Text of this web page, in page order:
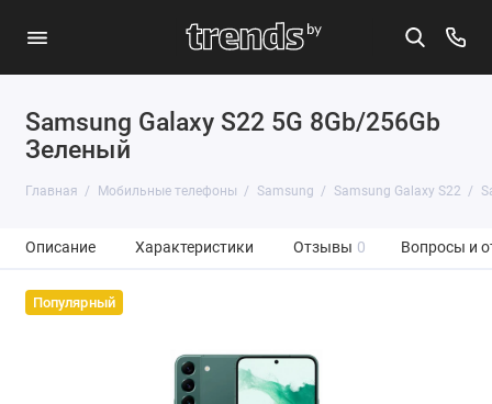
Samsung Galaxy S22 5G 8Gb/256Gb
Зеленый
Главная Мобильные телефоны Samsung Samsung Galaxy S22
Описание Характеристики Отзывы 0 Вопросы и
Популярный